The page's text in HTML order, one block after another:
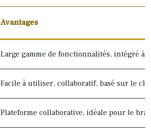
Avantages
Large gamme de fonctionnalités, intégré à
Facile à utiliser, collaboratif, basé sur le
Plateforme collaborative, idéale pour le